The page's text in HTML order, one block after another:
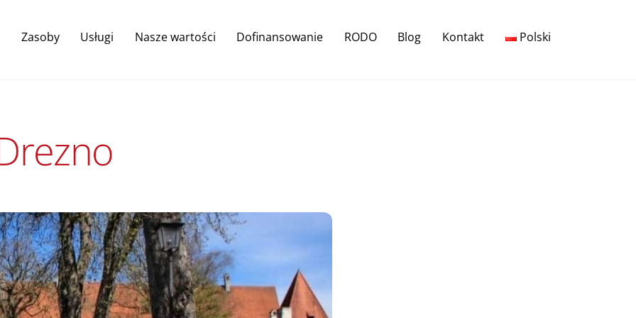
Zasoby Usługi Nasze wartości Dofinansowanie RODO Blog Kontakt Polski